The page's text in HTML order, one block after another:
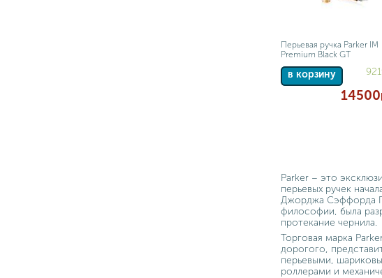
Перьевая ручка Parker IM
Premium Black GT
в корзину
14500
Parker – это
перьевых ручек
Джорджа Сэффорда
философии, была
протекание чернила.
Торговая марка
дорогого,
перьевыми,
роллерами и